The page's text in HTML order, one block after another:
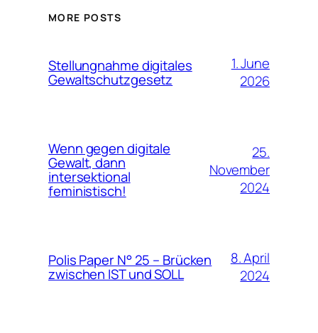
MORE POSTS
Stellungnahme digitales
Gewaltschutzgesetz
1. June
2026
Wenn gegen digitale
Gewalt, dann
intersektional
feministisch!
25.
November
2024
Polis Paper N° 25 – Brücken
zwischen IST und SOLL
8. April
2024